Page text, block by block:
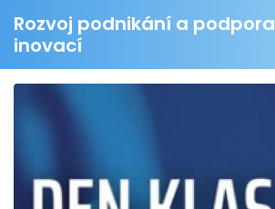
Rozvoj podnikání a podpora
inovací